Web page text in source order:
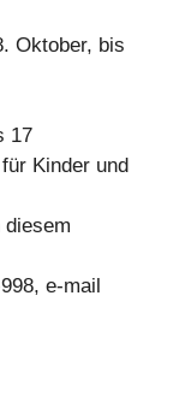
Oktober, bis
17
Kinder und
e-mail